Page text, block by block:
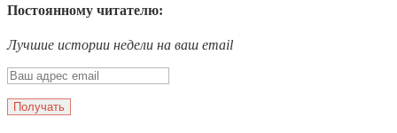
Постоянному читателю:
Лучшие истории недели на ваш email